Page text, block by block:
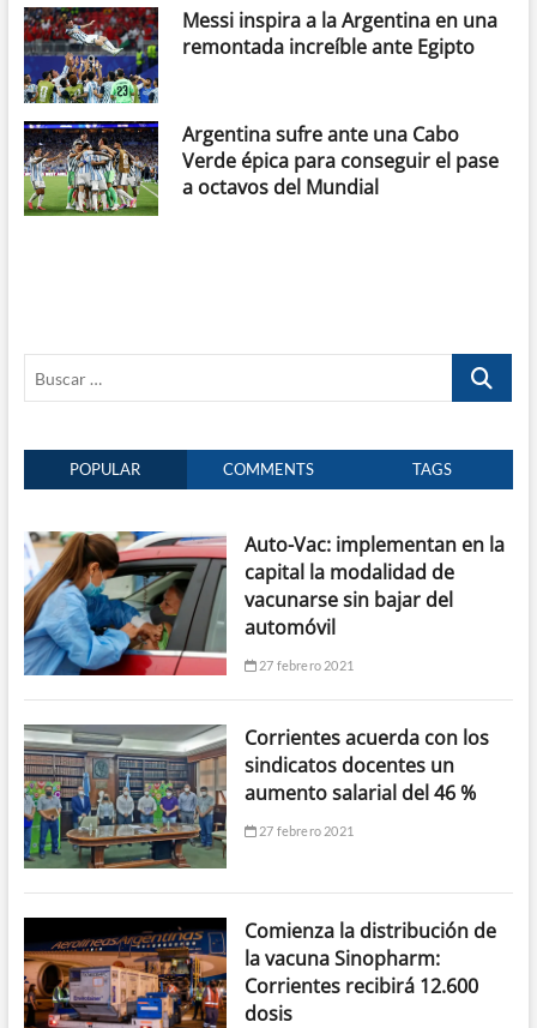
Messi inspira a la Argentina en una
remontada increíble ante Egipto
Argentina sufre ante una Cabo
Verde épica para conseguir el pase
a octavos del Mundial
Buscar
POPULAR COMMENTS TAGS
Auto-Vac: implementan en la
capital la modalidad de
vacunarse sin bajar del
automóvil
27 febrero 2021
Corrientes acuerda con los
sindicatos docentes un
aumento salarial del 46 %
27 febrero 2021
Comienza la distribución de
la vacuna Sinopharm:
Corrientes recibirá 12.600
dosis